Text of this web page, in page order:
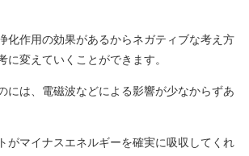
化作用の効果があるからネガティブな考え方
に変えていくことができます。
には、電磁波などによる影響が少なからずあ
がマイナスエネルギーを確実に吸収してくれ